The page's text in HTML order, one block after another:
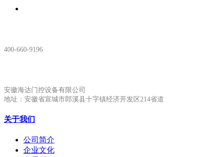
400-660-9196
安徽海达门控设备有限公司
地址：安徽省宣城市郎溪县十字镇经济开发区214省道
关于我们
公司简介
企业文化